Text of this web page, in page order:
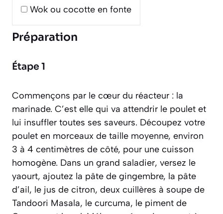
Wok ou cocotte en fonte
Préparation
Étape 1
Commençons par le cœur du réacteur : la
marinade. C’est elle qui va attendrir le poulet et
lui insuffler toutes ses saveurs. Découpez votre
poulet en morceaux de taille moyenne, environ
3 à 4 centimètres de côté, pour une cuisson
homogène. Dans un grand saladier, versez le
yaourt, ajoutez la pâte de gingembre, la pâte
d’ail, le jus de citron, deux cuillères à soupe de
Tandoori Masala, le curcuma, le piment de